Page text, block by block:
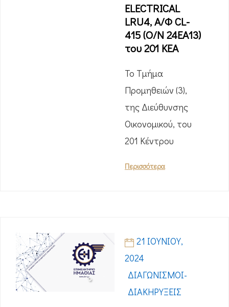
ELECTRICAL
LRU4, Α/Φ CL-
415 (O/N 24EA13)
του 201 ΚΕΑ
Το Τμήμα
Προμηθειών (3),
της Διεύθυνσης
Οικονομικού, του
201 Κέντρου
Περισσότερα
21 ΙΟΥΝΊΟΥ,
2024
ΔΙΑΓΩΝΙΣΜΟΊ-
ΔΙΑΚΗΡΎΞΕΙΣ